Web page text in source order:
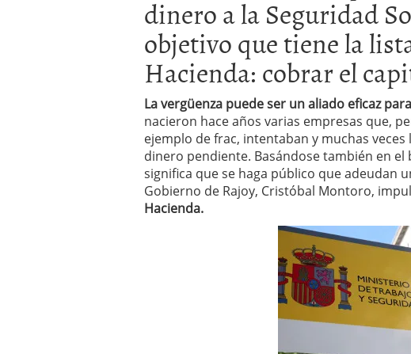
errores
abril 10, 2025
dinero a la Seguridad
objetivo que tiene la
Hacienda: cobrar el
La vergüenza puede ser un aliado eficaz
nacieron hace años varias empresas que,
ejemplo de frac, intentaban y muchas
dinero pendiente. Basándose también en
significa que se haga público que adeudan
Gobierno de Rajoy, Cristóbal Montoro,
Hacienda.